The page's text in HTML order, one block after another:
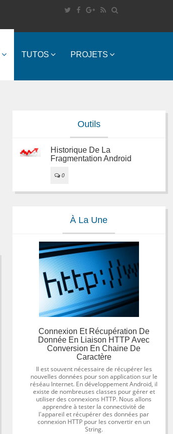
TUTOS PROJETS
Outils
Historique De La
Fragmentation Android
0
À La Une
Connexion Et Récupération De
Donnée En Liaison HTTP Avec
Conversion En Chaine De
Caractère
Il est souvent nécessaire de récupérer les
nouvelles données pour son application sur le
réséau Internet. En développement Android, il
existe de nombreuses classes pour gérer et
utiliser des connexions HTTP. Nous allons
apprendre à tester la connectivité de
l'appareil et récupérer des données par
connexion HTTP pour les convertir en un
String.